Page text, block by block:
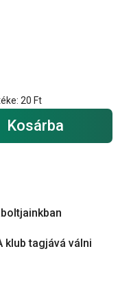
20 Ft
Kosárba
klub tagjává válni